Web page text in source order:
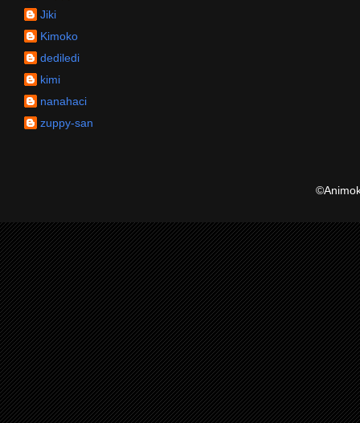
Jiki
Kimoko
dediledi
kimi
nanahaci
zuppy-san